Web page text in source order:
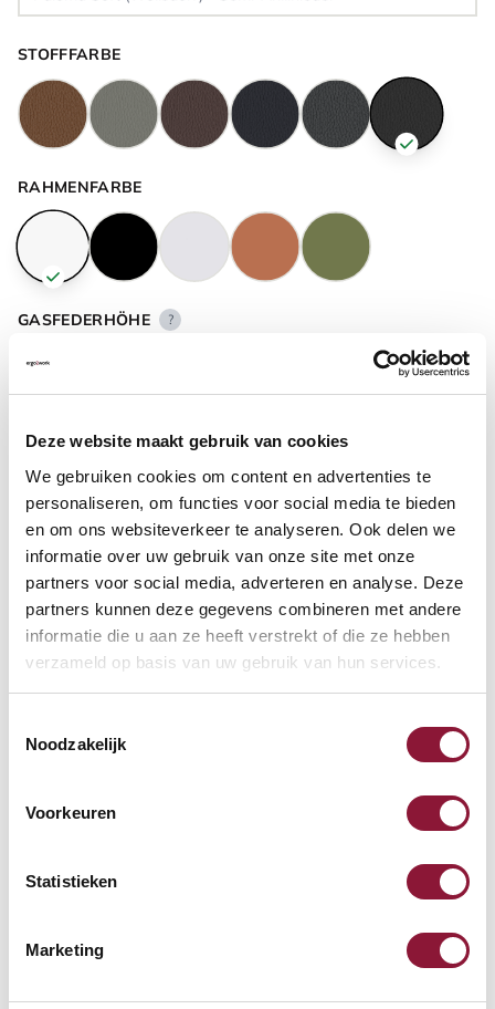
Deze website maakt gebruik van cookies
We gebruiken cookies om content en advertenties te
personaliseren, om functies voor social media te bieden
en om ons websiteverkeer te analyseren. Ook delen we
informatie over uw gebruik van onze site met onze
partners voor social media, adverteren en analyse. Deze
partners kunnen deze gegevens combineren met andere
informatie die u aan ze heeft verstrekt of die ze hebben
verzameld op basis van uw gebruik van hun services.
Noodzakelijk
Voorkeuren
Statistieken
Marketing
STOFFFARBE
RAHMENFARBE
GASFEDERHÖHE ?
FUSSRING ?
FUSSRING AUS POLIERTEM ALUMINIUM ?
Verfügbar